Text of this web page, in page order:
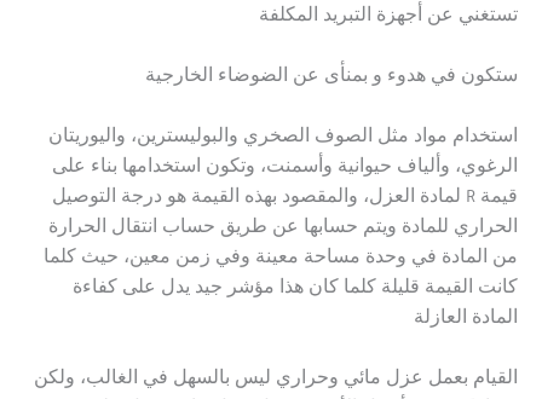
تستغني عن أجهزة التبريد المكلفة
ستكون في هدوء و بمنأى عن الضوضاء الخارجية
استخدام مواد مثل الصوف الصخري والبوليسترين، واليوريتان
الرغوي، وألياف حيوانية وأسمنت، وتكون استخدامها بناء على
قيمة R لمادة العزل، والمقصود بهذه القيمة هو درجة التوصيل
الحراري للمادة ويتم حسابها عن طريق حساب انتقال الحرارة
من المادة في وحدة مساحة معينة وفي زمن معين، حيث كلما
كانت القيمة قليلة كلما كان هذا مؤشر جيد يدل على كفاءة
المادة العازلة
القيام بعمل عزل مائي وحراري ليس بالسهل في الغالب، ولكن